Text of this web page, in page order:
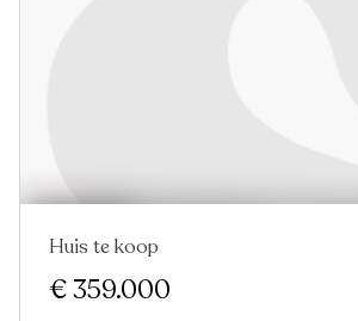
Nieuw
Huis te koop
€ 359.000